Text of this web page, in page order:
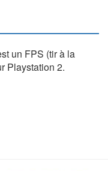
un FPS (tir à la
Playstation 2.